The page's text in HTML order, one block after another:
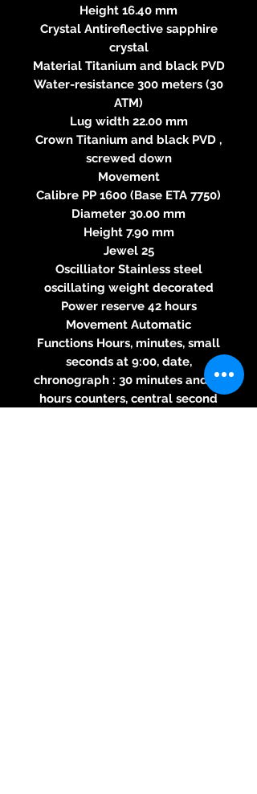
Height 16.40 mm
Crystal Antireflective sapphire
crystal
Material Titanium and black PVD
Water-resistance 300 meters (30
ATM)
Lug width 22.00 mm
Crown Titanium and black PVD ,
screwed down
Movement
Calibre PP 1600 (Base ETA 7750)
Diameter 30.00 mm
Height 7.90 mm
Jewel 25
Oscilliator Stainless steel
oscillating weight decorated
Power reserve 42 hours
Movement Automatic
Functions Hours, minutes, small
seconds at 9:00, date,
chronograph : 30 minutes and 12
hours counters, central second